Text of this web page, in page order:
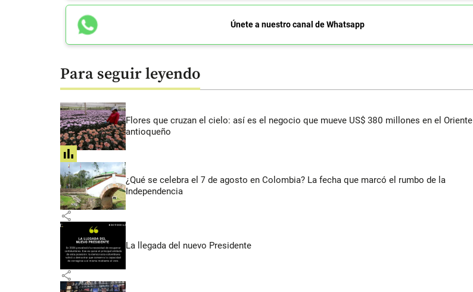
Únete a nuestro canal de Whatsapp
Para seguir leyendo
Flores que cruzan el cielo: así es el negocio que mueve US$ 380 millones en el Oriente
antioqueño
share
¿Qué se celebra el 7 de agosto en Colombia? La fecha que marcó el rumbo de la
Independencia
share
La llegada del nuevo Presidente
share